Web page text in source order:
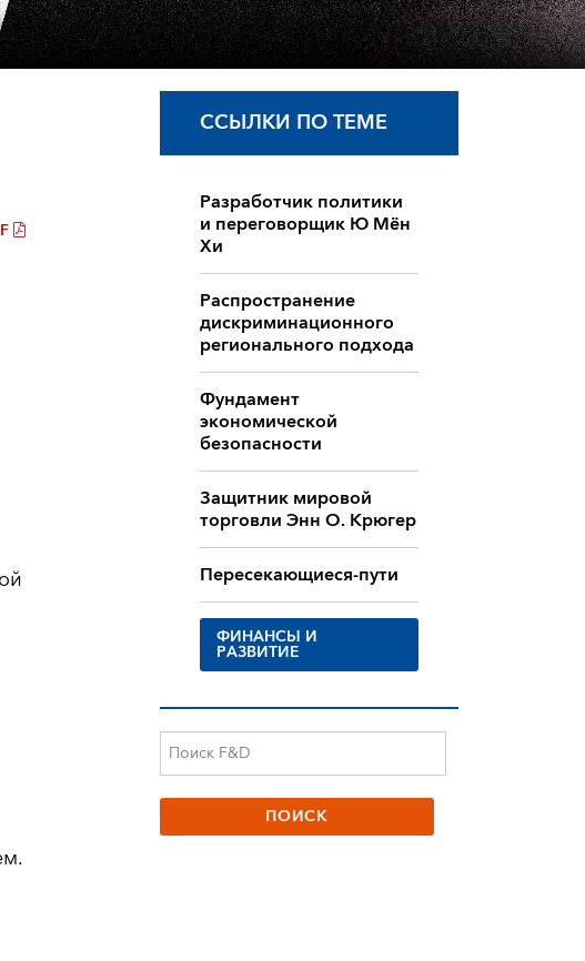
ССЫЛКИ ПО ТЕМЕ
Разработчик политики
и переговорщик Ю Мён
Хи
Распространение
дискриминационного
регионального подхода
Фундамент
экономической
безопасности
Защитник мировой
торговли Энн О. Крюгер
Пересекающиеся-пути
ФИНАНСЫ И
РАЗВИТИЕ